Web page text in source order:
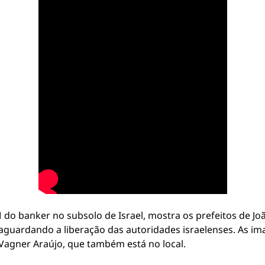
banker no subsolo de Israel, mostra os prefeitos de
a liberação das autoridades israelenses. As
Araújo, que também está no local.